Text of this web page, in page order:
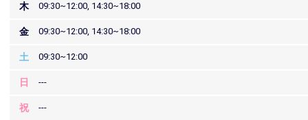
木 09:30~12:00, 14:30~18:00
金 09:30~12:00, 14:30~18:00
土 09:30~12:00
日 ---
祝 ---